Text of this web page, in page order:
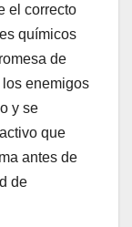
el correcto
químicos
de
enemigos
y se
que
antes de
de